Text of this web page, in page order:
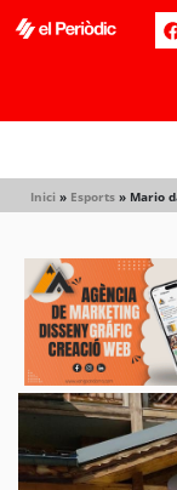
Inici » Esports » Mario